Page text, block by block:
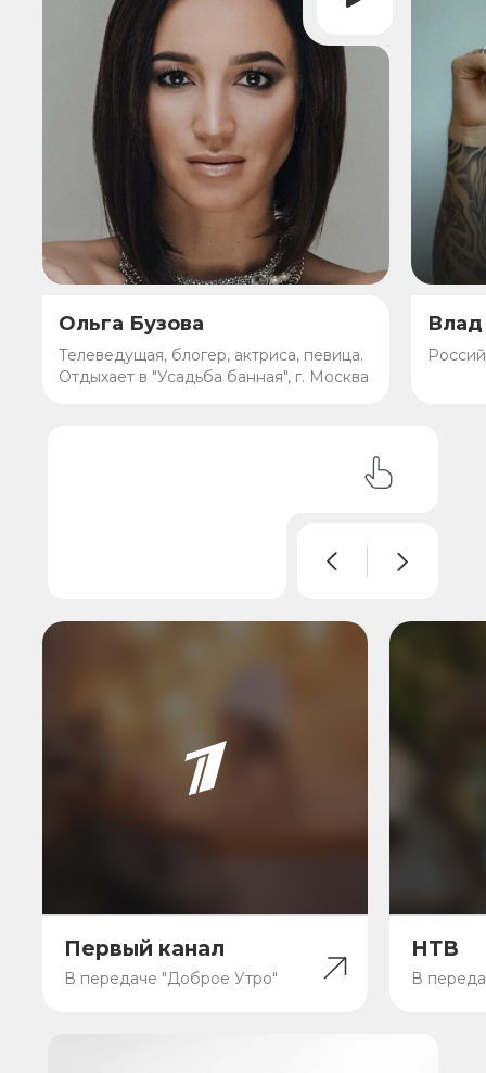
Ольга Бузова
Телеведущая, блогер, актриса, певица.
Отдыхает в "Усадьба банная", г. Москва
Влад
Первый канал
В передаче "Доброе Утро"
НТВ
В